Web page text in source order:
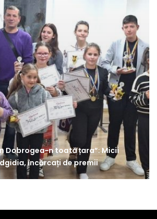
Dobrogea-n toată țara”: Micii
încărcați de premii